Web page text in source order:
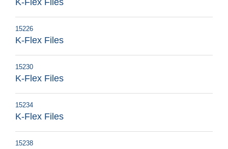
K-Flex Files
15226
K-Flex Files
15230
K-Flex Files
15234
K-Flex Files
15238